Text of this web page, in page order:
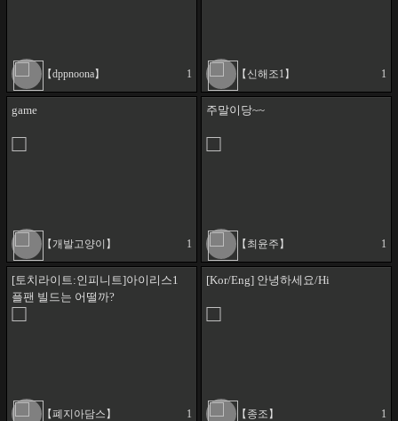
【dppnoona】 1 【신해조1】 1
game
【개발고양이】 1
주말이당~~
【최윤주】 1
[토치라이트:인피니트]아이리스1
플팬 빌드는 어떨까?
【폐지아담스】 1
[Kor/Eng] 안녕하세요/Hi
【종조】 1